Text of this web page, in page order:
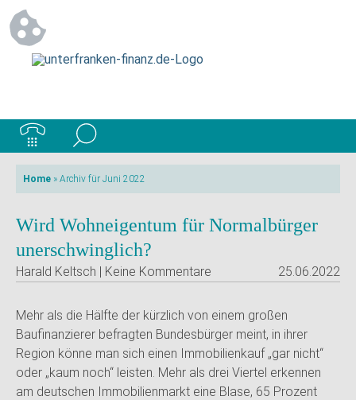
Home » Archiv für Juni 2022
Wird Wohneigentum für Normalbürger
unerschwinglich?
Harald Keltsch | Keine Kommentare 25.06.2022
Mehr als die Hälfte der kürzlich von einem großen
Baufinanzierer befragten Bundesbürger meint, in ihrer
Region könne man sich einen Immobilienkauf „gar nicht“
oder „kaum noch“ leisten. Mehr als drei Viertel erkennen
am deutschen Immobilienmarkt eine Blase, 65 Prozent